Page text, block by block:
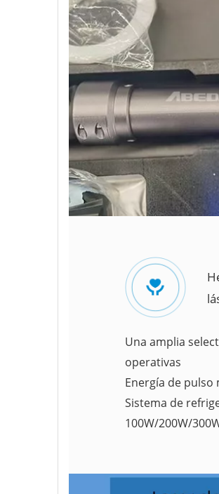
Una amplia
operativas
Energía de pulso
Sistema de
100W/200W/